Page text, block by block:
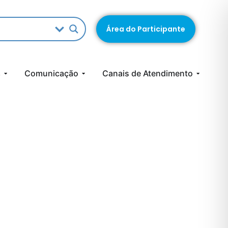
Área do Participante
Comunicação Canais de Atendimento